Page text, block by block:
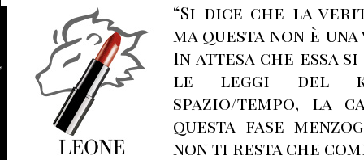
“Si dice che la
ma questa non è una
In attesa che essa
le leggi del
spazio/tempo, la
questa fase
non ti resta che